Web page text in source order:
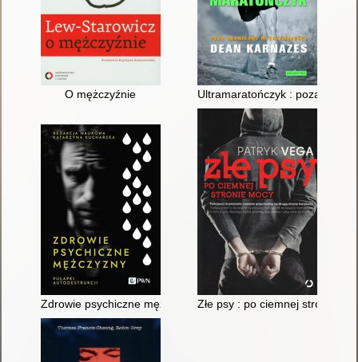
O mężczyźnie Ultramaratończyk : poza
Zdrowie psychiczne mężczyzny : pułapki autodestrukcji
Złe psy : po ciemnej stronie